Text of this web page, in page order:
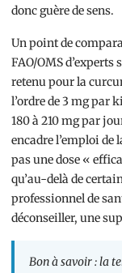
donc guère de sens.
Un point de
FAO/OMS
retenu pour la
l’ordre de 3 mg par
180 à 210 mg par
encadre l’emploi
pas une dose «
qu’au-delà de
professionnel de
déconseiller, une
Bon à savoir : la